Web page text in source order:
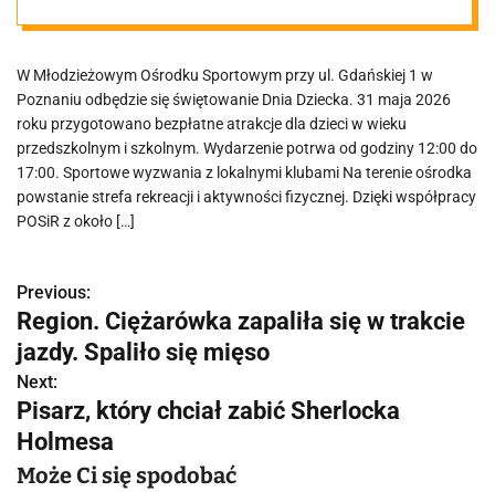
najmłodszych
W Młodzieżowym Ośrodku Sportowym przy ul. Gdańskiej 1 w
Poznaniu odbędzie się świętowanie Dnia Dziecka. 31 maja 2026
roku przygotowano bezpłatne atrakcje dla dzieci w wieku
przedszkolnym i szkolnym. Wydarzenie potrwa od godziny 12:00 do
17:00. Sportowe wyzwania z lokalnymi klubami Na terenie ośrodka
powstanie strefa rekreacji i aktywności fizycznej. Dzięki współpracy
POSiR z około […]
N
a
w
i
g
Previous:
Region. Ciężarówka zapaliła się w trakcie
jazdy. Spaliło się mięso
Next:
Pisarz, który chciał zabić Sherlocka
Holmesa
Może Ci się spodobać